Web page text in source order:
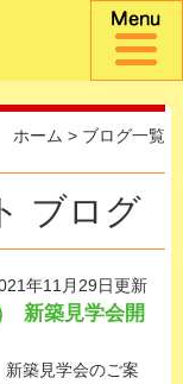
ホーム > ブログ一覧
ブログ
年11月29日更新
新築見学会開
築見学会のご案